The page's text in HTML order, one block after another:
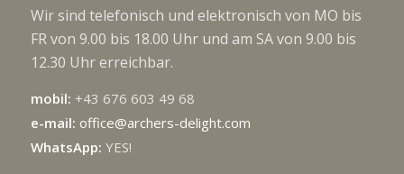
Wir sind telefonisch und elektronisch von MO bis
FR von 9.00 bis 18.00 Uhr und am SA von 9.00 bis
12.30 Uhr erreichbar.
mobil: +43 676 603 49 68
e-mail: office@archers-delight.com
WhatsApp: YES!